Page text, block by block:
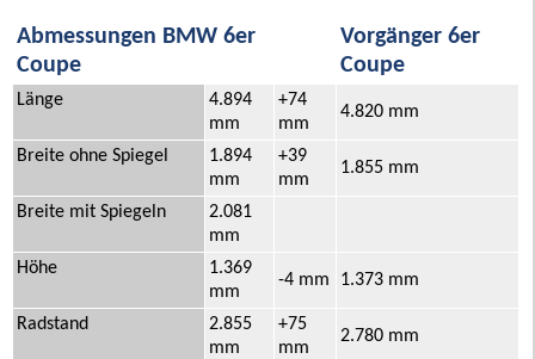
Abmessungen BMW 6er
Coupe
Vorgänger 6er
Coupe
Länge
4.894
mm
+74
mm
4.820 mm
Breite ohne Spiegel
1.894
mm
+39
mm
1.855 mm
Breite mit Spiegeln
2.081
mm
Höhe
1.369
mm
-4 mm 1.373 mm
Radstand
2.855
mm
+75
mm
2.780 mm